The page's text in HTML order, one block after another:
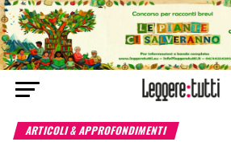
ARTICOLI & APPROFONDIMENTI